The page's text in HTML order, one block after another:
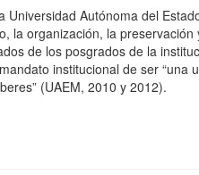
Autónoma del
la organización, la
de los posgrados de la
institucional de ser “una
(UAEM, 2010 y 2012).